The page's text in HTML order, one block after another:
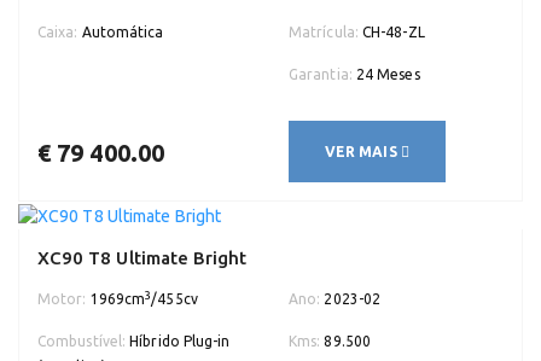
Caixa: Automática Matrícula: CH-48-ZL
Garantia: 24 Meses
€ 79 400.00 VER MAIS
XC90 T8 Ultimate Bright
Motor: 1969cm3/455cv Ano: 2023-02
Combustível: Híbrido Plug-in
Kms: 89.500